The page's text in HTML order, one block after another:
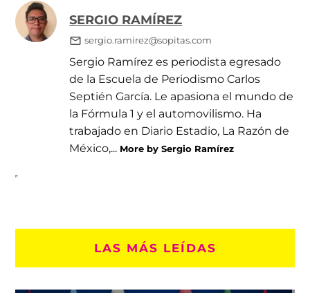
SERGIO RAMÍREZ
sergio.ramirez@sopitas.com
Sergio Ramírez es periodista egresado
de la Escuela de Periodismo Carlos
Septién García. Le apasiona el mundo de
la Fórmula 1 y el automovilismo. Ha
trabajado en Diario Estadio, La Razón de
México,... More by Sergio Ramírez
LAS MÁS LEÍDAS